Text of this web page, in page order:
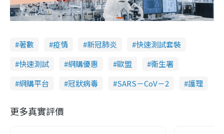
著數 疫情 新冠肺炎
快速測試套裝
快速測試
網購優惠 歐盟
衞生署
網購平台
冠狀病毒 SARS－CoV－2 護理
更多真實評價